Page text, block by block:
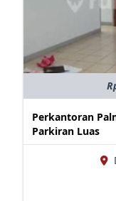
Perkantoran
Parkiran Luas